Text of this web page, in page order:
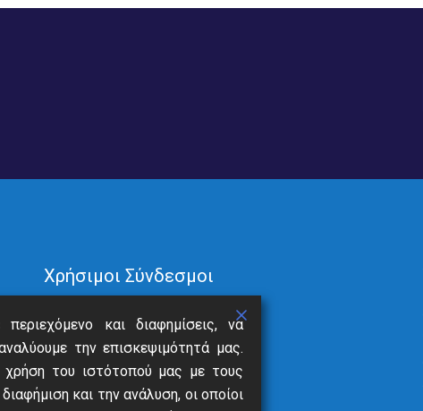
Χρήσιμοι Σύνδεσμοι
Ανακοινώσεις
Νέα
Επικοινωνία
και διαφημίσεις, να
την επισκεψιμότητά μας.
του ιστότοπού μας με τους
και την ανάλυση, οι οποίοι